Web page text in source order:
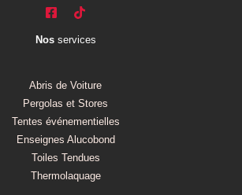
Nos services
Abris de Voiture
Pergolas et Stores
Tentes événementielles
Enseignes Alucobond
Toiles Tendues
Thermolaquage